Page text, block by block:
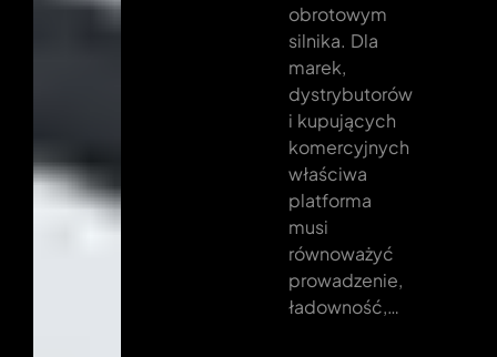
obrotowym
silnika. Dla
marek,
dystrybutorów
i kupujących
komercyjnych
właściwa
platforma
musi
równoważyć
prowadzenie,
ładowność,…